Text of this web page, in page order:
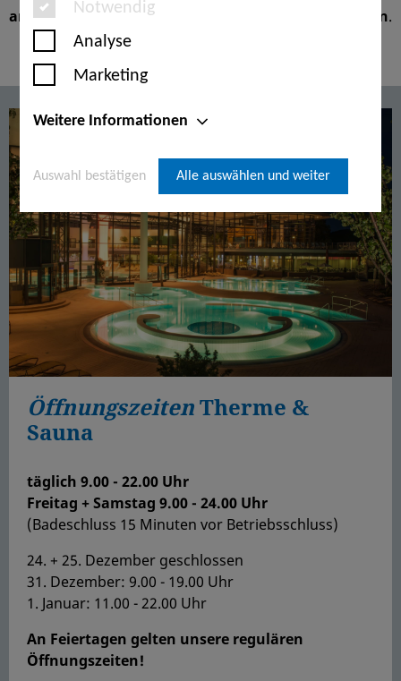
Notwendig
Analyse
Marketing
Weitere Informationen
Auswahl bestätigen Alle auswählen und weiter
anderen Bereiche der Kisssalis Therme Bad Kissingen.
ÖffnungszeitenTherme &
Sauna
täglich 9.00 - 22.00 Uhr
Freitag + Samstag 9.00 - 24.00 Uhr
(Badeschluss 15 Minuten vor Betriebsschluss)
24. + 25. Dezember geschlossen
31. Dezember: 9.00 - 19.00 Uhr
1. Januar: 11.00 - 22.00 Uhr
An Feiertagen gelten unsere regulären
Öffnungszeiten!